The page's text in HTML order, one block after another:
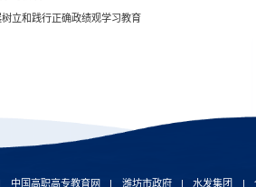
立和践行正确政绩观学习教育
中国高职高专教育网 | 潍坊市政府 | 水发集团 |